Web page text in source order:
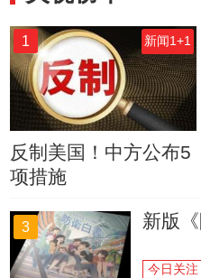
1 新闻1+1
反制美国！中方公布5
项措施
3 新版
今日关注